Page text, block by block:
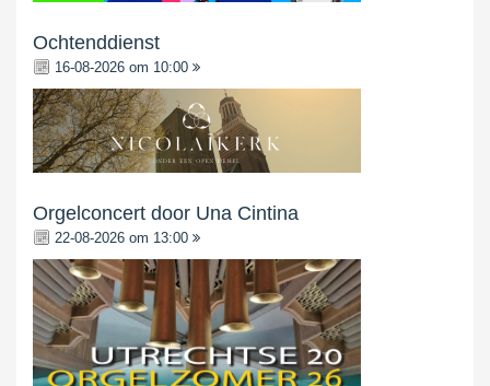
Ochtenddienst
16-08-2026 om 10:00
Orgelconcert door Una Cintina
22-08-2026 om 13:00